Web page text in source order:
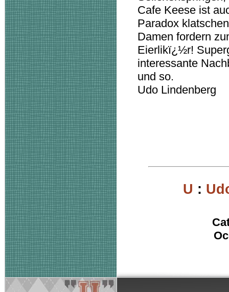
Cafe Keese ist
Paradox
Damen fordern
Eierlikï¿½r!
interessante
und so.
Udo Lindenberg
U :